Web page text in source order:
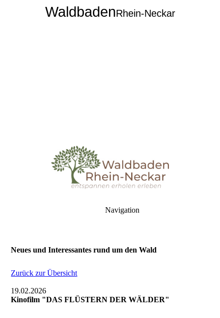
WaldbadenRhein-Neckar
Navigation
Neues und Interessantes rund um den Wald
Zurück zur Übersicht
19.02.2026
Kinofilm "DAS FLÜSTERN DER WÄLDER"